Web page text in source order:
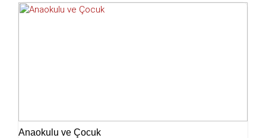
Anaokulu ve Çocuk